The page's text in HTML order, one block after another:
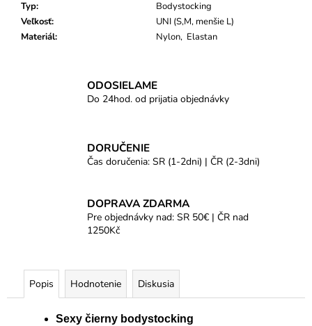
Typ:
Bodystocking
Veľkosť:
UNI (S,M, menšie L)
Materiál: Nylon, Elastan
ODOSIELAME
Do 24hod. od prijatia objednávky
DORUČENIE
Čas doručenia: SR (1-2dni) | ČR (2-3dni)
DOPRAVA ZDARMA
Pre objednávky nad: SR 50€ | ČR nad
1250Kč
Popis Hodnotenie Diskusia
Sexy čierny bodystocking